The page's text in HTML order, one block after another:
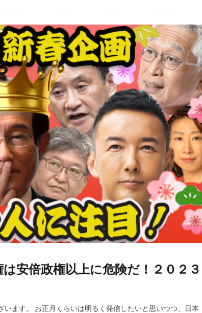
安倍政権以上に危険だ！２０２３
ます。 お正月くらいは明るく発信したいと思いつつ、日本